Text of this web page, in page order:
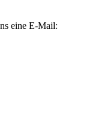
eine E-Mail: